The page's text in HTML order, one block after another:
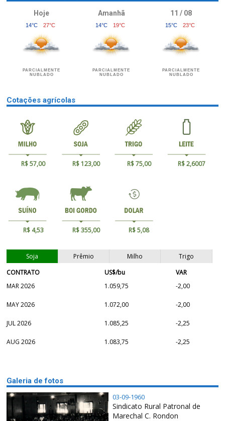
Hoje
14°C 27°C
PARCIALMENTE
NUBLADO
Amanhã
14°C 19°C
PARCIALMENTE
NUBLADO
11 / 08
15°C 23°C
PARCIALMENTE
NUBLADO
Cotações agrícolas
R$ 57,00 R$ 123,00 R$ 75,00 R$ 2,6007
R$ 4,53 R$ 355,00 R$ 5,08
Soja Prêmio Milho
Trigo
CONTRATO
US$/bu
VAR
MAR 2026
1.059,75 -2,00
MAY 2026 1.072,00 -2,00
JUL 2026 1.085,25 -2,25
AUG 2026 1.083,75 -2,25
Galeria de fotos
03-09-1960
Sindicato Rural Patronal de
Marechal C. Rondon